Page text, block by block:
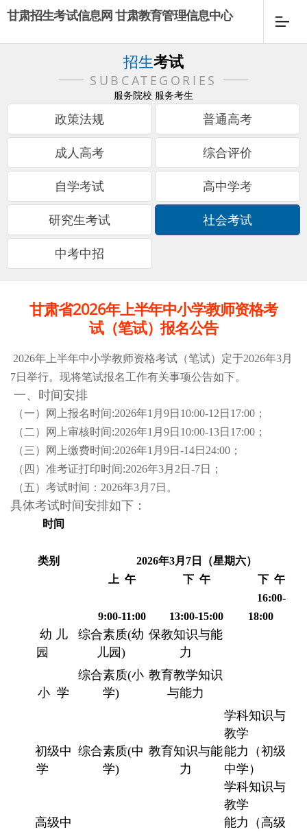
甘肃招生考试信息网 甘肃教育管理信息中心
招生考试
SUBCATEGORIES
服务院校 服务考生
政策法规 普通高考
成人高考 综合评价
自学考试 高中学考
研究生考试 社会考试
中考中招
甘肃省2026年上半年中小学教师资格考
试（笔试）报名公告
2026年上半年中小学教师资格考试（笔试）定于2026年3月
7日举行。现将笔试报名工作有关事项公告如下。
一、时间安排
（一）网上报名时间:2026年1月9日10:00-12日17:00；
（二）网上审核时间:2026年1月9日10:00-13日17:00；
（三）网上缴费时间:2026年1月9日-14日24:00；
（四）准考证打印时间:2026年3月2日-7日；
（五）考试时间： 2026年3月7日。
具体考试时间安排如下：
时间
类别 2026年3月7日（星期六）
上 午
下 午 下 午
9:00-11:00 13:00-15:00
16:00-
18:00
幼 儿
园
综合素质(幼
儿园)
保教知识与能
力
小 学
综合素质(小
学)
教育教学知识
与能力
初级中
学
综合素质(中
学)
教育知识与能
力
学科知识与
教学
能力（初级
中学）
高级中
学科知识与
教学
能力（高级